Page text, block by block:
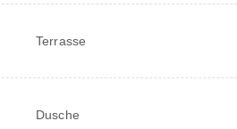
Terrasse
Dusche